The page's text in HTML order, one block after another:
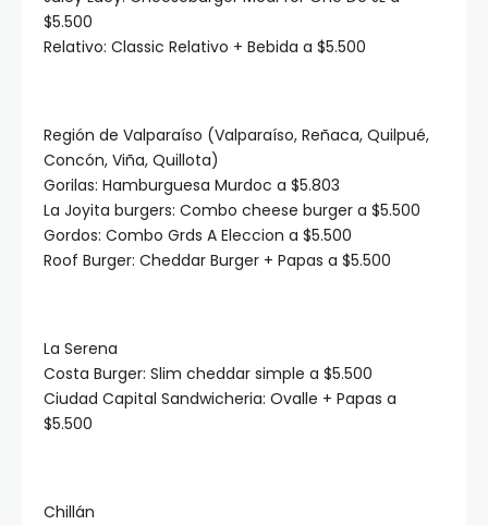
$5.500
Relativo: Classic Relativo + Bebida a $5.500
Región de Valparaíso (Valparaíso, Reñaca, Quilpué,
Concón, Viña, Quillota)
Gorilas: Hamburguesa Murdoc a $5.803
La Joyita burgers: Combo cheese burger a $5.500
Gordos: Combo Grds A Eleccion a $5.500
Roof Burger: Cheddar Burger + Papas a $5.500
La Serena
Costa Burger: Slim cheddar simple a $5.500
Ciudad Capital Sandwicheria: Ovalle + Papas a
$5.500
Chillán